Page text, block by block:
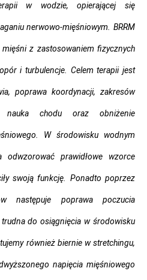
w wodzie, opierającej się
nerwowo-mięśniowym. BRRM
z zastosowaniem fizycznych
i turbulencje. Celem terapii jest
poprawa koordynacji, zakresów
nauka chodu oraz obniżenie
W środowisku wodnym
odwzorować prawidłowe wzorce
swoją funkcję. Ponadto poprzez
następuje poprawa poczucia
trudna do osiągnięcia w środowisku
również biernie w stretchingu,
napięcia mięśniowego